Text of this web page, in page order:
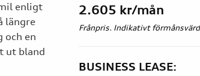
enligt
längre
och en
ut bland
2.605 kr/mån
Frånpris. Indikativt
BUSINESS LEASE: